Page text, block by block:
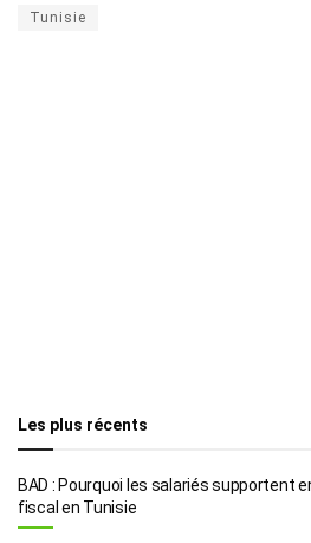
Tunisie
Les plus récents
BAD : Pourquoi les salariés supportent
fiscal en Tunisie